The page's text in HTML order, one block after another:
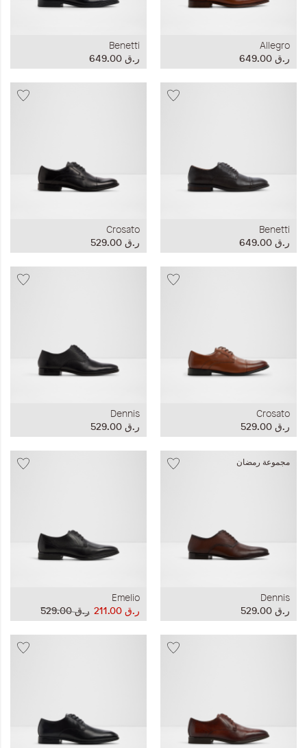
Allegro
ر.ق‏ 649.00
Benetti
ر.ق‏ 649.00
Benetti
ر.ق‏ 649.00
Crosato
ر.ق‏ 529.00
Crosato
ر.ق‏ 529.00
Dennis
ر.ق‏ 529.00
مجموعة رمضان
Dennis
ر.ق‏ 529.00
Emelio
ر.ق‏ 529.00
ر.ق‏ 211.00